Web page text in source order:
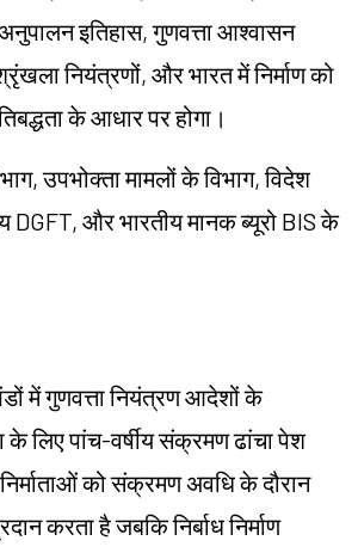
इतिहास, गुणवत्ता आश्वासन
नियंत्रणों, और भारत में निर्माण को
के आधार पर होगा।
उपभोक्ता मामलों के विभाग, विदेश
DGFT, और भारतीय मानक ब्यूरो BIS के
में गुणवत्ता नियंत्रण आदेशों के
लिए पांच-वर्षीय संक्रमण ढांचा पेश
को संक्रमण अवधि के दौरान
करता है जबकि निर्बाध निर्माण